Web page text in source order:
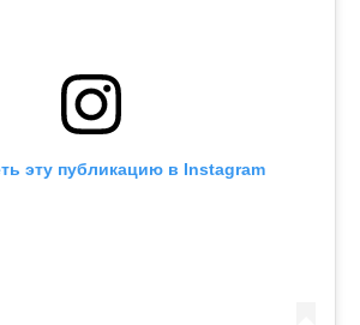
эту публикацию в Instagram